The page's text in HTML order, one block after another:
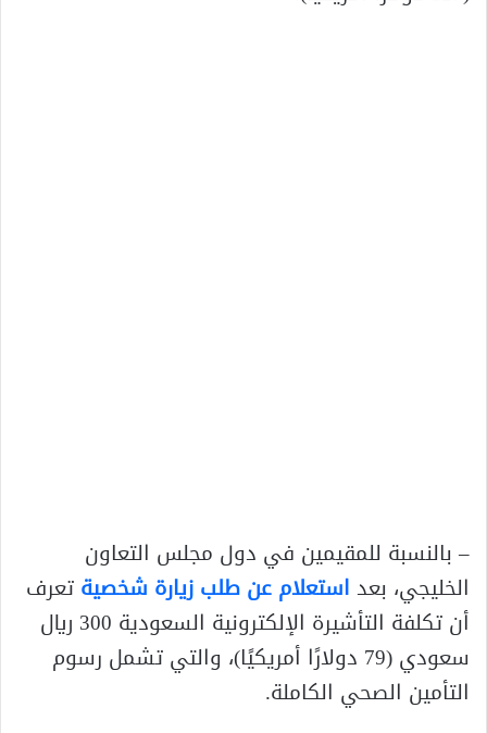
– بالنسبة للمقيمين في دول مجلس التعاون
الخليجي، بعداستعلام عن طلب زيارة شخصيةتعرف
أن تكلفة التأشيرة الإلكترونية السعودية 300 ريال
سعودي (79 دولارًا أمريكيًا)، والتي تشمل رسوم
التأمين الصحي الكاملة.